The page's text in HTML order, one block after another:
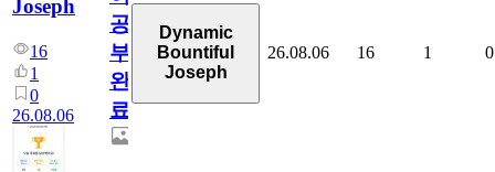
Joseph
16
1
0
26.08.06
공
부
완
료
Dynamic
Bountiful
Joseph
26.08.06 16 1 0